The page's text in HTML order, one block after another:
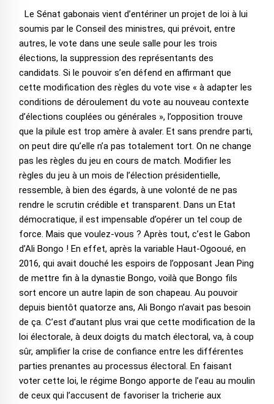
Le Sénat gabonais vient d’entériner un projet de loi à lui
soumis par le Conseil des ministres, qui prévoit, entre
autres, le vote dans une seule salle pour les trois
élections, la suppression des représentants des
candidats. Si le pouvoir s’en défend en affirmant que
cette modification des règles du vote vise « à adapter les
conditions de déroulement du vote au nouveau contexte
d’élections couplées ou générales », l’opposition trouve
que la pilule est trop amère à avaler. Et sans prendre parti,
on peut dire qu’elle n’a pas totalement tort. On ne change
pas les règles du jeu en cours de match. Modifier les
règles du jeu à un mois de l’élection présidentielle,
ressemble, à bien des égards, à une volonté de ne pas
rendre le scrutin crédible et transparent. Dans un Etat
démocratique, il est impensable d’opérer un tel coup de
force. Mais que voulez-vous ? Après tout, c’est le Gabon
d’Ali Bongo ! En effet, après la variable Haut-Ogooué, en
2016, qui avait douché les espoirs de l’opposant Jean Ping
de mettre fin à la dynastie Bongo, voilà que Bongo fils
sort encore un autre lapin de son chapeau. Au pouvoir
depuis bientôt quatorze ans, Ali Bongo n’avait pas besoin
de ça. C’est d’autant plus vrai que cette modification de la
loi électorale, à deux doigts du match électoral, va, à coup
sûr, amplifier la crise de confiance entre les différentes
parties prenantes au processus électoral. En faisant
voter cette loi, le régime Bongo apporte de l’eau au moulin
de ceux qui l’accusent de favoriser la tricherie aux